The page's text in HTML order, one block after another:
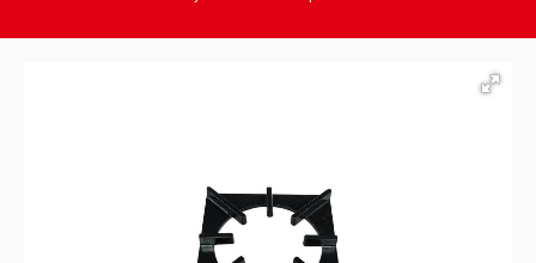
Hasan Kara Endüstriyel Mutfak Ekipmanları